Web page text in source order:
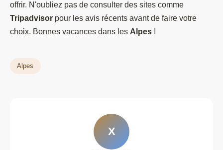
offrir. N'oubliez pas de consulter des sites comme
Tripadvisor pour les avis récents avant de faire votre
choix. Bonnes vacances dans les Alpes !
Alpes
X